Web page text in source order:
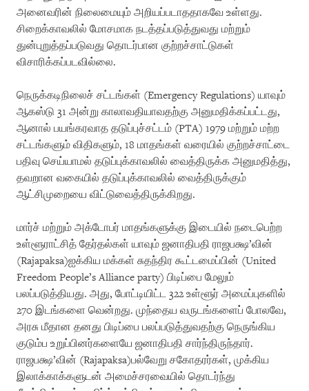
அனைவரின் நிலைமையும் அறியப்படாததாகவே உள்ளது.
சிறைக்காவலில் மோசமாக நடத்தப்படுத்துவது மற்றும்
துன்புறுத்தப்படுவது தொடர்பான குற்றச்சாட்டுகள்
விசாரிக்கப்படவில்லை.
நெருக்கடிநிலைச் சட்டங்கள் (Emergency Regulations) யாவும்
ஆகஸ்டு 31 அன்று காலாவதியாவதற்கு அனுமதிக்கப்பட்டது,
ஆனால் பயங்கரவாத தடுப்புச்சட்டம் (PTA) 1979 மற்றும் மற்ற
சட்டங்களும் விதிகளும், 18 மாதங்கள் வரையில் குற்றச்சாட்டை
பதிவு செய்யாமல் தடுப்புக்காவலில் வைத்திருக்க அனுமதித்து,
தவறான வகையில் தடுப்புக்காவலில் வைத்திருக்கும்
ஆட்சிமுறையை விட்டுவைத்திருக்கிறது.
மார்ச் மற்றும் அக்டோபர் மாதங்களுக்கு இடையில் நடைபெற்ற
உள்ளூராட்சித் தேர்தல்கள் யாவும் ஜனாதிபதி ராஜபக்ஷ’வின்
(Rajapaksa)ஐக்கிய மக்கள் சுதந்திர கூட்டமைப்பின் (United
Freedom People’s Alliance party) பிடிப்பை மேலும்
பலப்படுத்தியது. அது, போட்டியிட்ட 322 உள்ளூர் அமைப்புகளில்
270 இடங்களை வென்றது. முந்தைய வருடங்களைப் போலவே,
அரசு மீதான தனது பிடிப்பை பலப்படுத்துவதற்கு நெருங்கிய
குடும்ப உறுப்பினர்களையே ஜனாதிபதி சார்ந்திருந்தார்.
ராஜபக்ஷ’வின் (Rajapaksa)பல்வேறு சகோதரர்கள், முக்கிய
இலாக்காக்களுடன் அமைச்சரவையில் தொடர்ந்து